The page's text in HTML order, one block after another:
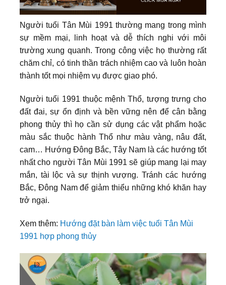
Người tuổi Tân Mùi 1991 thường mang trong mình
sự mềm mại, linh hoạt và dễ thích nghi với môi
trường xung quanh. Trong công việc họ thường rất
chăm chỉ, có tinh thần trách nhiệm cao và luôn hoàn
thành tốt mọi nhiệm vụ được giao phó.
Người tuổi 1991 thuộc mệnh Thổ, tượng trưng cho
đất đai, sự ổn định và bền vững nên để cân bằng
phong thủy thì họ cần sử dụng các vật phẩm hoặc
màu sắc thuộc hành Thổ như màu vàng, nâu đất,
cam… Hướng Đông Bắc, Tây Nam là các hướng tốt
nhất cho người Tân Mùi 1991 sẽ giúp mang lại may
mắn, tài lộc và sự thịnh vượng. Tránh các hướng
Bắc, Đông Nam để giảm thiểu những khó khăn hay
trở ngại.
Xem thêm: Hướng đặt bàn làm việc tuổi Tân Mùi
1991 hợp phong thủy